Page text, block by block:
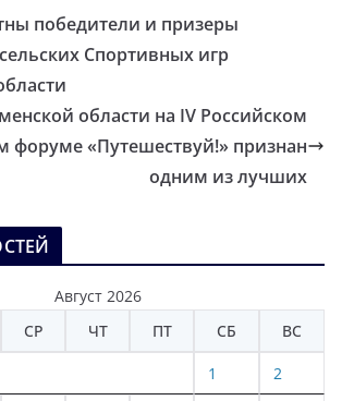
победители и призеры
Спортивных игр
области на IV Российском
форуме «Путешествуй!» признан
одним из лучших
Август 2026
СР ЧТ ПТ СБ ВС
1 2